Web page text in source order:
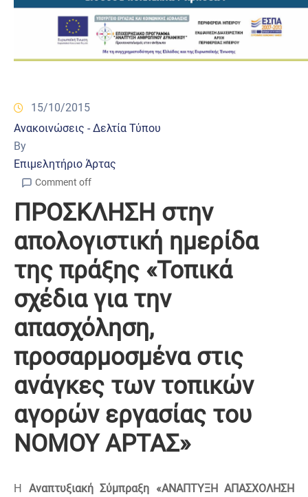
15/10/2015
Ανακοινώσεις - Δελτία Τύπου
By
Επιμελητήριο Άρτας
Comment off
ΠΡΟΣΚΛΗΣΗ στην
απολογιστική ημερίδα
της πράξης «Τοπικά
σχέδια για την
απασχόληση,
προσαρμοσμένα στις
ανάγκες των τοπικών
αγορών εργασίας του
ΝΟΜΟΥ ΑΡΤΑΣ»
Η Αναπτυξιακή Σύμπραξη «ΑΝΑΠΤΥΞΗ ΑΠΑΣΧΟΛΗΣΗ